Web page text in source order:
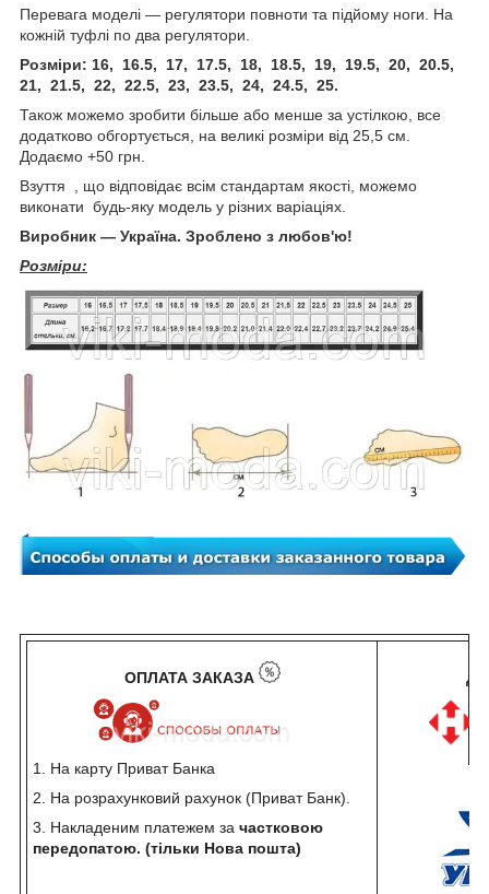
Перевага моделі — регулятори повноти та підйому ноги. На
кожній туфлі по два регулятори.
Розміри: 16, 16.5, 17, 17.5, 18, 18.5, 19, 19.5, 20, 20.5,
21, 21.5, 22, 22.5, 23, 23.5, 24, 24.5, 25.
Також можемо зробити більше або менше за устілкою, все
додатково обгортується, на великі розміри від 25,5 см.
Додаємо +50 грн.
Взуття , що відповідає всім стандартам якості, можемо
виконати будь-яку модель у різних варіаціях.
Виробник — Україна. Зроблено з любов'ю!
Розміри:
ОПЛАТА ЗАКАЗА
1. На карту Приват Банка
2. На розрахунковий рахунок (Приват Банк).
3. Накладеним платежем за частковою
передопатою. (тільки Нова пошта)